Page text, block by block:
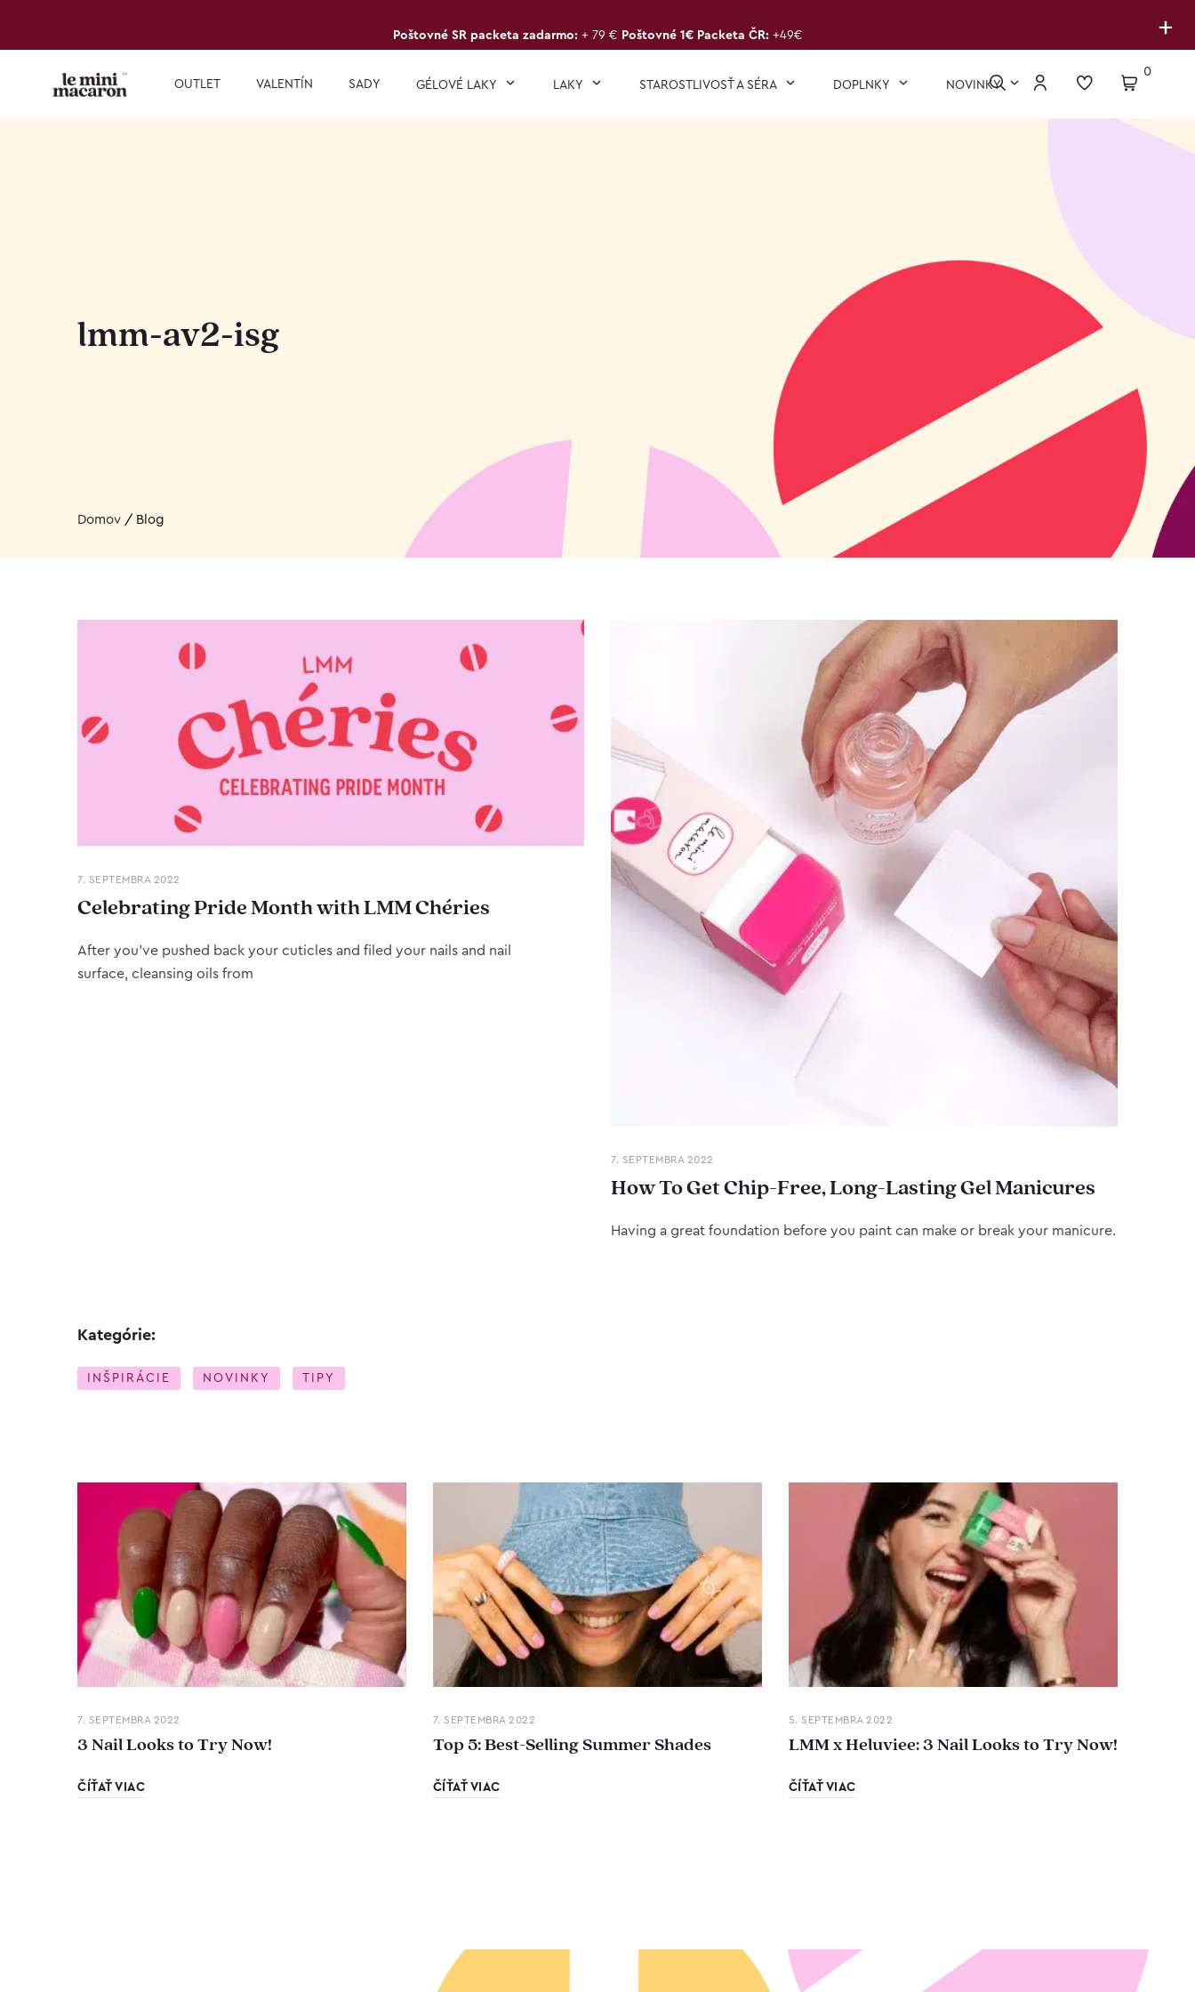
+
Poštovné SR packeta zadarmo: + 79 € Poštovné 1€ Packeta ČR: +49€
OUTLET VALENTÍN SADY GÉLOVÉ LAKY LAKY STAROSTLIVOSŤ A SÉRA DOPLNKY NOVINKY
0
lmm-av2-isg
Domov / Blog
7. SEPTEMBRA 2022
Celebrating Pride Month with LMM Chéries
After you’ve pushed back your cuticles and filed your nails and nail
surface, cleansing oils from
7. SEPTEMBRA 2022
How To Get Chip-Free, Long-Lasting Gel Manicures
Having a great foundation before you paint can make or break your manicure.
Kategórie:
INŠPIRÁCIE NOVINKY TIPY
7. SEPTEMBRA 2022
3 Nail Looks to Try Now!
ČÍŤAŤ VIAC
7. SEPTEMBRA 2022
Top 5: Best-Selling Summer Shades
ČÍŤAŤ VIAC
5. SEPTEMBRA 2022
LMM x Heluviee: 3 Nail Looks to Try Now!
ČÍŤAŤ VIAC